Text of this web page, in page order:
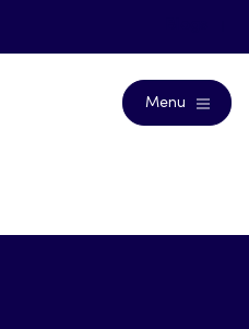
Menu